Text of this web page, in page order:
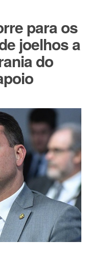
para os
joelhos a
do